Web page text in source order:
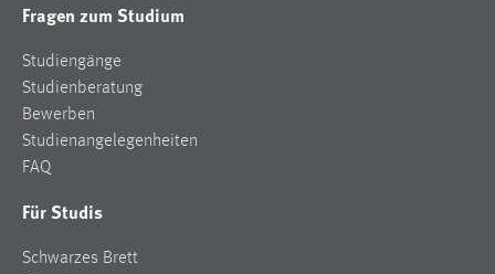
Fragen zum Studium
Studiengänge
Studienberatung
Bewerben
Studienangelegenheiten
FAQ
Für Studis
Schwarzes Brett
1 Jahr
Performance
Name:
Für performante Seitenauslieferung wird in diesem Cookie